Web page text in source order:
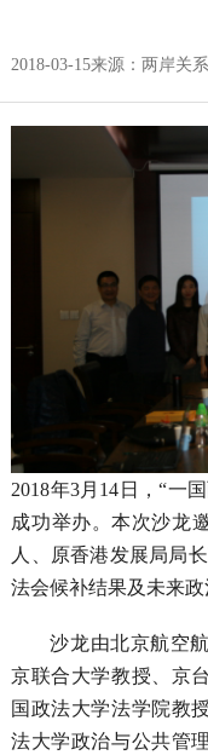
2018-03-15来源：两岸关
2018年3月 14 日，“一
成功举办。本次沙龙
人、原香港发展局局
法会候补结果及未来
沙龙由北京航空
京联合大学教授、京
国政法大学法学院教
法大学政治与公共管